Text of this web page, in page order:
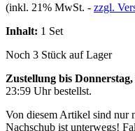
(inkl. 21% MwSt. - zzgl.
Inhalt: 1 Set
Noch 3 Stück auf Lager
Zustellung bis
23:59 Uhrbestellst.
Von diesem Artikel sind nur
Nachschub ist unterwegs!